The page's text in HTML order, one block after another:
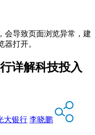
会导致页面浏览异常，建
打开。
详解科技投入
大银行 李晓鹏